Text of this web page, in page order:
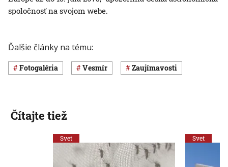
spoločnosť na svojom webe.
Ďalšie články na tému:
Fotogaléria vesmír Zaujímavosti
Čítajte tiež
Svet Svet